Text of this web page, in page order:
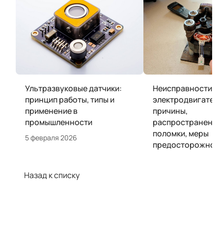
Ультразвуковые датчики:
принцип работы, типы и
применение в
промышленности
5 февраля 2026
Неисправности
причины,
поломки, меры
Назад к списку